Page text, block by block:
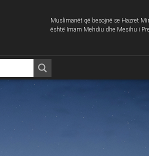
Muslimanët që besojnë se Hazret
është Imam Mehdiu dhe Mesihu i